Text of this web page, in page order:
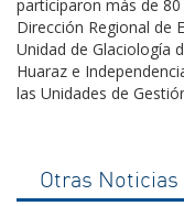
participaron más de
Dirección Regional de
Unidad de Glaciología
Huaraz e
las Unidades de
Otras Noticias